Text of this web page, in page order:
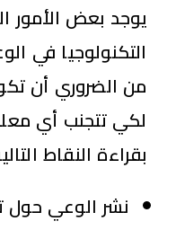
يوجد بعض الأمور
التكنولوجيا في
من الضروري أن
لكي تتجنب أي
بقراءة النقاط
نشر الوعي حول